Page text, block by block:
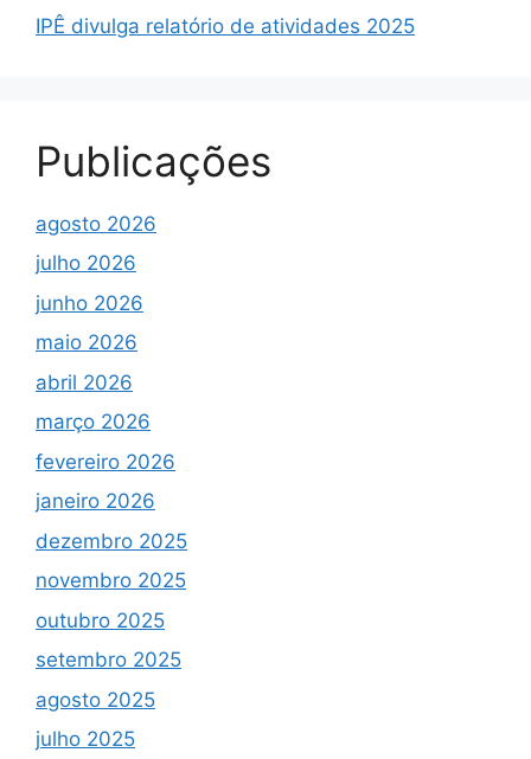
IPÊ divulga relatório de atividades 2025
Publicações
agosto 2026
julho 2026
junho 2026
maio 2026
abril 2026
março 2026
fevereiro 2026
janeiro 2026
dezembro 2025
novembro 2025
outubro 2025
setembro 2025
agosto 2025
julho 2025